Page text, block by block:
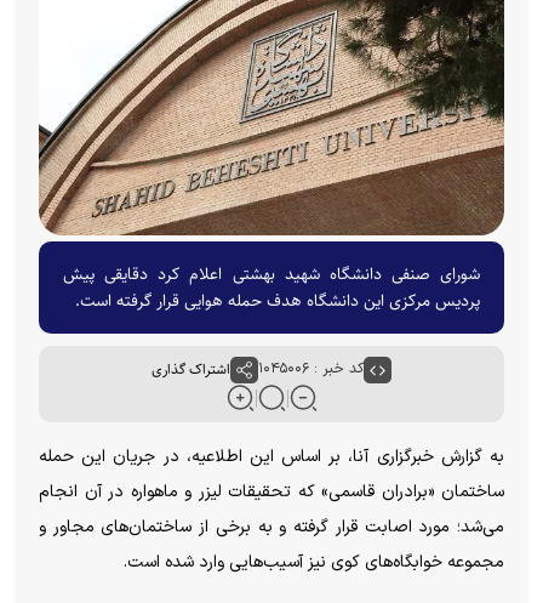
شورای صنفی دانشگاه شهید بهشتی اعلام کرد دقایقی پیش
پردیس مرکزی این دانشگاه هدف حمله هوایی قرار گرفته است.
کد خبر : ۱۰۴۵۰۰۶ اشتراک گذاری
به گزارش خبرگزاری آنا، بر اساس این اطلاعیه، در جریان این حمله
ساختمان «برادران قاسمی» که تحقیقات لیزر و ماهواره در آن انجام
می‌شد؛ مورد اصابت قرار گرفته و به برخی از ساختمان‌های مجاور و
مجموعه خوابگاه‌های کوی نیز آسیب‌هایی وارد شده است.